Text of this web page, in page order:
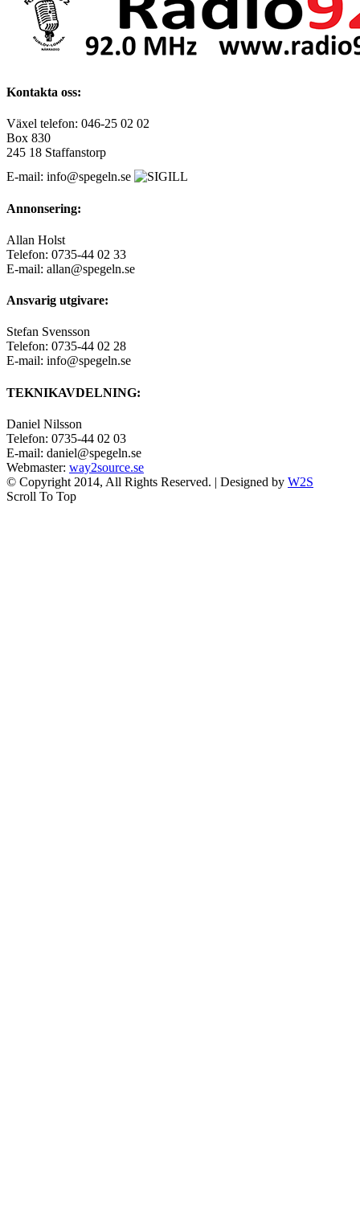
Kontakta oss:
Växel telefon: 046-25 02 02
Box 830
245 18 Staffanstorp
E-mail: info@spegeln.se
Annonsering:
Allan Holst
Telefon: 0735-44 02 33
E-mail: allan@spegeln.se
Ansvarig utgivare:
Stefan Svensson
Telefon: 0735-44 02 28
E-mail: info@spegeln.se
TEKNIKAVDELNING:
Daniel Nilsson
Telefon: 0735-44 02 03
E-mail: daniel@spegeln.se
Webmaster: way2source.se
© Copyright 2014, All Rights Reserved. | Designed by W2S
Scroll To Top